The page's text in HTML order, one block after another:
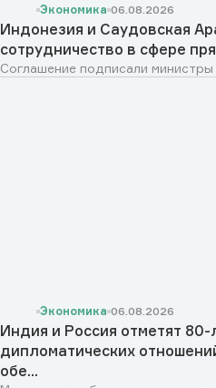
Экономика 06.08.2026
Индонезия и Саудовская
сотрудничество в сфере
Соглашение подписали
Экономика 06.08.2026
Индия и Россия отметят
дипломатических
обе...